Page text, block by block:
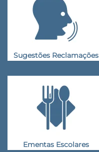
Sugestões Reclamações
Ementas Escolares